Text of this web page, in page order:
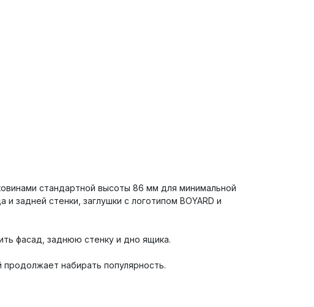
стандартной высоты 86 мм для минимальной
стенки, заглушки с логотипом BOYARD и
фасад, заднюю стенку и дно ящика.
набирать популярность.